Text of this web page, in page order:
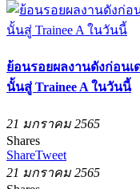
ย้อนรอยผลงานดังก่อนเ
นั้นสู่ Trainee A ในวันนี้
21 มกราคม 2565
Shares
ShareTweet
21 มกราคม 2565